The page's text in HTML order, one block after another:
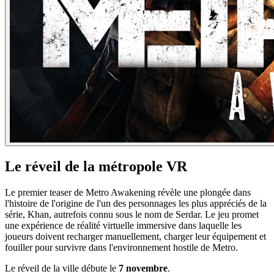
Le réveil de la métropole VR
Le premier teaser de Metro Awakening révèle une plongée dans
l'histoire de l'origine de l'un des personnages les plus appréciés de la
série, Khan, autrefois connu sous le nom de Serdar. Le jeu promet
une expérience de réalité virtuelle immersive dans laquelle les
joueurs doivent recharger manuellement, charger leur équipement et
fouiller pour survivre dans l'environnement hostile de Metro.
Le réveil de la ville débute le 7 novembre.